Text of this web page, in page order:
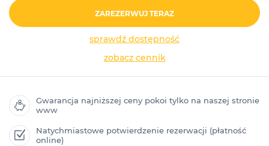
ZAREZERWUJ TERAZ
sprawdź dostępność
zobacz cennik
Gwarancja najniższej ceny pokoi tylko na naszej stronie
www
Natychmiastowe potwierdzenie rezerwacji (płatność
online)